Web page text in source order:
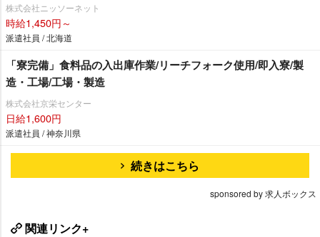
株式会社ニッソーネット
時給1,450円～
派遣社員 / 北海道
「寮完備」食料品の入出庫作業/リーチフォーク使用/即入寮/製
造・工場/工場・製造
株式会社京栄センター
日給1,600円
派遣社員 / 神奈川県
続きはこちら
sponsored by 求人ボックス
関連リンク+